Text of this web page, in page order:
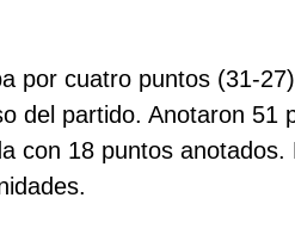
por cuatro puntos (31-
del partido. Anotaron 51
18 puntos anotados.